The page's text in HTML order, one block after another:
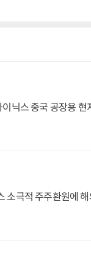
닉스 중국 공장용 현
소극적 주주환원에